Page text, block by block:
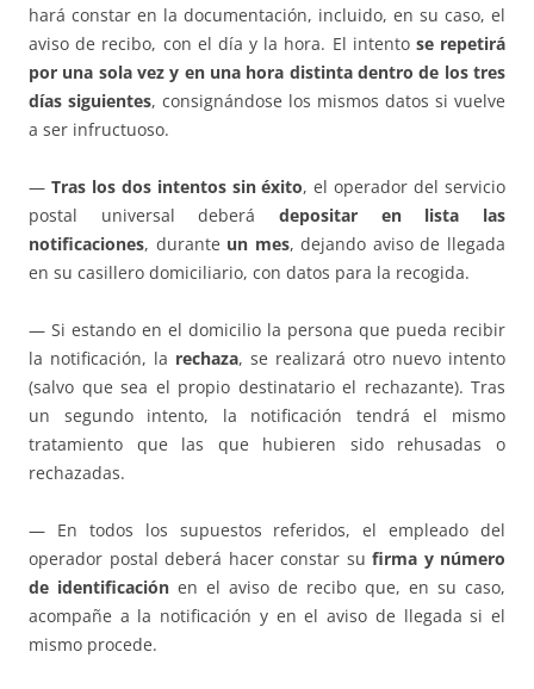
hará constar en la documentación, incluido, en su caso, el
aviso de recibo, con el día y la hora. El intento se repetirá
por una sola vez y en una hora distinta dentro de los tres
días siguientes, consignándose los mismos datos si vuelve
a ser infructuoso.
— Tras los dos intentos sin éxito, el operador del servicio
postal universal deberá depositar en lista las
notificaciones, durante un mes, dejando aviso de llegada
en su casillero domiciliario, con datos para la recogida.
— Si estando en el domicilio la persona que pueda recibir
la notificación, la rechaza, se realizará otro nuevo intento
(salvo que sea el propio destinatario el rechazante). Tras
un segundo intento, la notificación tendrá el mismo
tratamiento que las que hubieren sido rehusadas o
rechazadas.
— En todos los supuestos referidos, el empleado del
operador postal deberá hacer constar su firma y número
de identificación en el aviso de recibo que, en su caso,
acompañe a la notificación y en el aviso de llegada si el
mismo procede.